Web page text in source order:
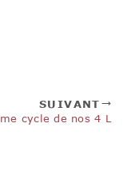
SUIVANT
cycle de nos 4 L